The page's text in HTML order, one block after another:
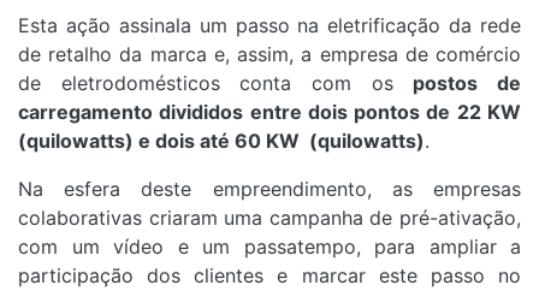
Esta ação assinala um passo na eletrificação da rede
de retalho da marca e, assim, a empresa de comércio
de eletrodomésticos conta com os postos de
carregamento divididos entre dois pontos de 22 KW
(quilowatts) e dois até 60 KW (quilowatts).
Na esfera deste empreendimento, as empresas
colaborativas criaram uma campanha de pré-ativação,
com um vídeo e um passatempo, para ampliar a
participação dos clientes e marcar este passo no